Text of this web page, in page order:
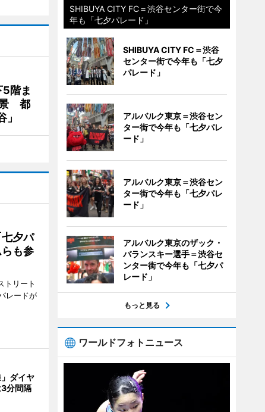
階ま
景 都
夕パ
も参
トリート
レードが
ダイヤ
分間隔
SHIBUYA CITY FC＝渋谷センター街で今
年も「七夕パレード」
SHIBUYA CITY FC＝渋谷
センター街で今年も「七夕
パレード」
アルバルク東京＝渋谷セン
ター街で今年も「七夕パレ
ード」
アルバルク東京＝渋谷セン
ター街で今年も「七夕パレ
ード」
アルバルク東京のザック・
バランスキー選手＝渋谷セ
ンター街で今年も「七夕パ
レード」
もっと見る
ワールドフォトニュース